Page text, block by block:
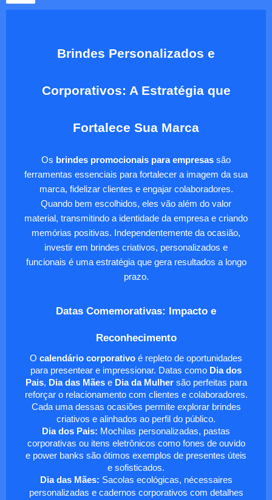
Brindes Personalizados e
Corporativos: A Estratégia que
Fortalece Sua Marca
Os brindes promocionais para empresas são
ferramentas essenciais para fortalecer a imagem da sua
marca, fidelizar clientes e engajar colaboradores.
Quando bem escolhidos, eles vão além do valor
material, transmitindo a identidade da empresa e criando
memórias positivas. Independentemente da ocasião,
investir em brindes criativos, personalizados e
funcionais é uma estratégia que gera resultados a longo
prazo.
Datas Comemorativas: Impacto e
Reconhecimento
O calendário corporativo é repleto de oportunidades
para presentear e impressionar. Datas como Dia dos
Pais, Dia das Mãese Dia da Mulhersão perfeitas para
reforçar o relacionamento com clientes e colaboradores.
Cada uma dessas ocasiões permite explorar brindes
criativos e alinhados ao perfil do público.
Dia dos Pais: Mochilas personalizadas, pastas
corporativas ou itens eletrônicos como fones de ouvido
e power banks são ótimos exemplos de presentes úteis
e sofisticados.
Dia das Mães: Sacolas ecológicas, nécessaires
personalizadas e cadernos corporativos com detalhes